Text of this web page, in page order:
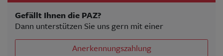
Gefällt Ihnen die PAZ?
Dann unterstützen Sie uns gern mit einer
Anerkennungszahlung